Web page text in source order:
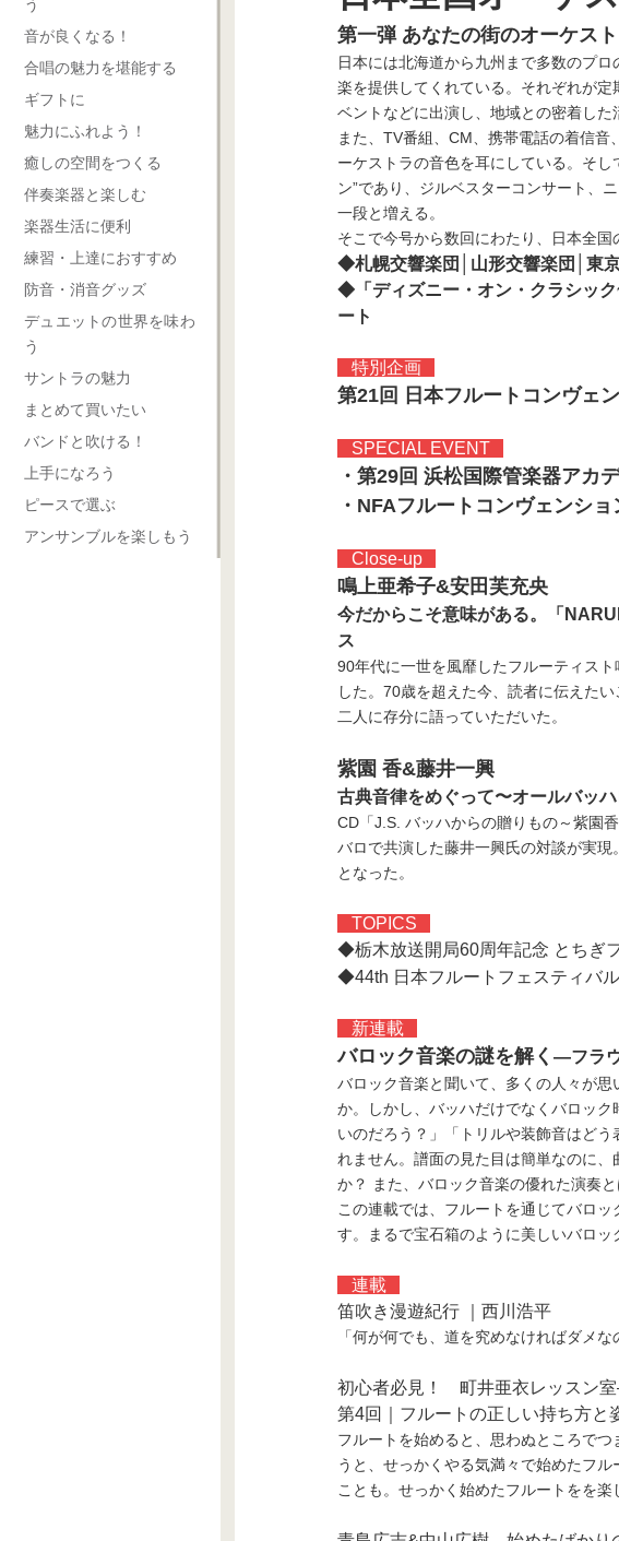
う
音が良くなる！
合唱の魅力を堪能する
ギフトに
魅力にふれよう！
癒しの空間をつくる
伴奏楽器と楽しむ
楽器生活に便利
練習・上達におすすめ
防音・消音グッズ
デュエットの世界を味わ
う
サントラの魅力
まとめて買いたい
バンドと吹ける！
上手になろう
ピースで選ぶ
アンサンブルを楽しもう
第一弾 あなたの街のオーケス
日本には北海道から九州まで多数のプ
楽を提供してくれている。それぞれが
ベントなどに出演し、地域との密着した
また、TV番組、CM、携帯電話の着信
ーケストラの音色を耳にしている。そ
ン”であり、ジルベスターコンサート、
一段と増える。
そこで今号から数回にわたり、日本全国
◆札幌交響楽団│山形交響楽団│東
◆「ディズニー・オン・クラシッ
ート
特別企画
第21回 日本フルートコンヴェ
SPECIAL EVENT
・第29回 浜松国際管楽器アカ
・NFAフルートコンヴェンショ
Close-up
鳴上亜希子&安田芙充央
今だからこそ意味がある。「
ス
90年代に一世を風靡したフルーティス
した。70歳を超えた今、読者に伝えた
二人に存分に語っていただいた。
紫園 香&藤井一興
古典音律をめぐって〜オールバッ
CD「J.S. バッハからの贈りもの～紫園
バロで共演した藤井一興氏の対談が実
となった。
TOPICS
◆栃木放送開局60周年記念 とちぎ
◆44th 日本フルートフェスティバ
新連載
バロック音楽の謎を解く —フラ
バロック音楽と聞いて、多くの人々が
か。しかし、バッハだけでなくバロッ
いのだろう？」「トリルや装飾音はど
れません。譜面の見た目は簡単なのに
か？ また、バロック音楽の優れた演奏
この連載では、フルートを通じてバロ
す。まるで宝石箱のように美しいバロッ
連載
笛吹き漫遊紀行 ｜西川浩平
「何が何でも、道を究めなければダメな
初心者必見！ 町井亜衣レッスン
第4回｜フルートの正しい持ち方と
フルートを始めると、思わぬところで
うと、せっかくやる気満々で始めたフ
ことも。せっかく始めたフルートをを楽